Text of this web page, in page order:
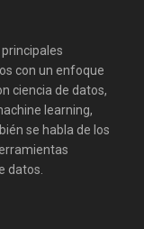
con un enfoque
ciencia de datos,
learning,
se habla de los
datos.